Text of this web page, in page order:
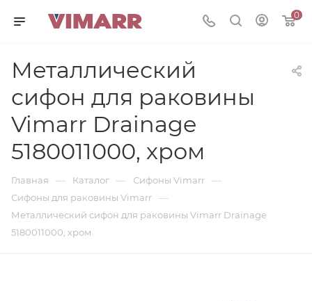
0
Металлический
сифон для раковины
Vimarr Drainage
5180011000, хром
Главная — Каталог — Сифоны Vimarr —
Сифоны для раковины Vimarr —
Металлический сифон для раковины Vimarr Drainage
5180011000, хром